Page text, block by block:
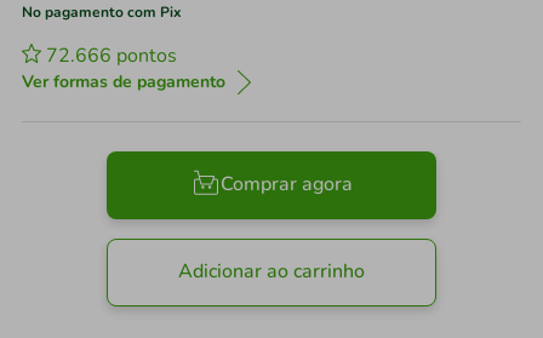
No pagamento com Pix
72.666 pontos
Ver formas de pagamento
Comprar agora
Adicionar ao carrinho